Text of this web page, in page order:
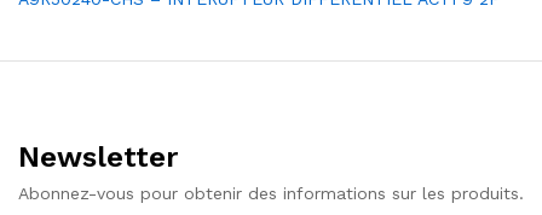
l’article
Newsletter
Abonnez-vous pour obtenir des informations sur les produits.